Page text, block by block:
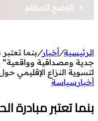
الوضع المظلم
الرئيسية/أخبار/بنما
جدية ومصداقية وواقعية”
لتسوية النزاع الإقليمي
أخبار سياسة
بنما تعتبر مبادرة